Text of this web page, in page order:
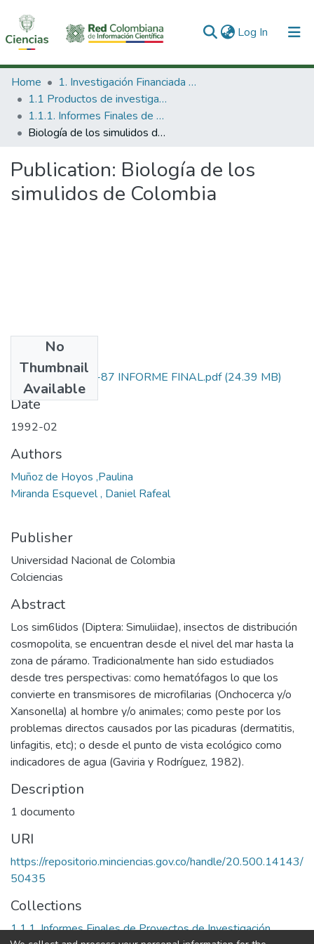
Log In (current)
Communities & Collections
All of DSpace
Statistics
Home
1. Investigación Financiada con Recursos Públicos
1.1 Productos de investigación
1.1.1. Informes Finales de Proyectos de Investigación
Biología de los simulidos de Colombia
Publication: Biología de los
simulidos de Colombia
No
Thumbnail
Available
1101-05-126-87 INFORME FINAL.pdf(24.39 MB)
Date
1992-02
Authors
Muñoz de Hoyos ,Paulina
Miranda Esquevel , Daniel Rafeal
Publisher
Universidad Nacional de Colombia
Colciencias
Abstract
Los sim6lidos (Diptera: Simuliidae), insectos de distribución
cosmopolita, se encuentran desde el nivel del mar hasta la
zona de páramo. Tradicionalmente han sido estudiados
desde tres perspectivas: como hematófagos lo que los
convierte en transmisores de microfilarias (Onchocerca y/o
Xansonella) al hombre y/o animales; como peste por los
problemas directos causados por las picaduras (dermatitis,
linfagitis, etc); o desde el punto de vista ecológico como
indicadores de agua (Gaviria y Rodríguez, 1982).
Description
1 documento
URI
https://repositorio.minciencias.gov.co/handle/20.500.14143/
50435
Collections
1.1.1. Informes Finales de Proyectos de Investigación